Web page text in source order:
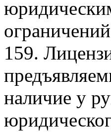
159.
наличие у